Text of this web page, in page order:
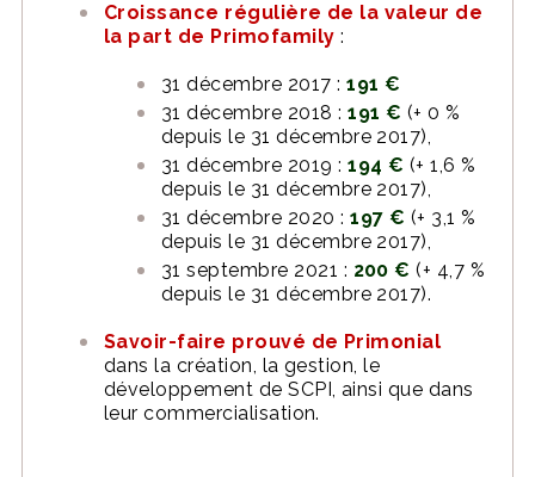
Croissance régulière de la valeur de
la part de Primofamily :
31 décembre 2017 :191 €
31 décembre 2018 :191 € (+ 0 %
depuis le 31 décembre 2017),
31 décembre 2019 :194 € (+ 1,6 %
depuis le 31 décembre 2017),
31 décembre 2020 :197 € (+ 3,1 %
depuis le 31 décembre 2017),
31 septembre 2021 : 200 € (+ 4,7 %
depuis le 31 décembre 2017).
Savoir-faire prouvé de Primonial
dans la création, la gestion, le
développement de SCPI, ainsi que dans
leur commercialisation.